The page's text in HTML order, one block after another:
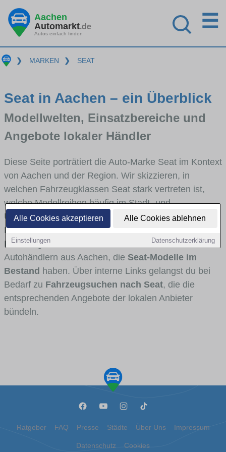
Alle Cookies akzeptieren Alle Cookies ablehnen
Einstellungen Datenschutzerklärung
Aachen
Automarkt.de
Autos einfach finden
☰
❯ MARKEN ❯ SEAT
Seat in Aachen – ein Überblick
Modellwelten, Einsatzbereiche und
Angebote lokaler Händler
Diese Seite porträtiert die Auto-Marke Seat im Kontext
von Aachen und der Region. Wir skizzieren, in
welchen Fahrzeugklassen Seat stark vertreten ist,
welche Modellreihen häufig im Stadt- und
Umlandverkehr zu sehen sind und für welche
Fahrertypen die Marke interessant ist. Viele
Fahrzeuge stammen von Autohäusern und
Autohändlern aus Aachen, die Seat-Modelle im
Bestand haben. Über interne Links gelangst du bei
Bedarf zu Fahrzeugsuchen nach Seat, die die
entsprechenden Angebote der lokalen Anbieter
bündeln.
Ratgeber FAQ Presse Städte Über Uns Impressum
Datenschutz Cookies